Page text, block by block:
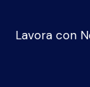
Lavora con